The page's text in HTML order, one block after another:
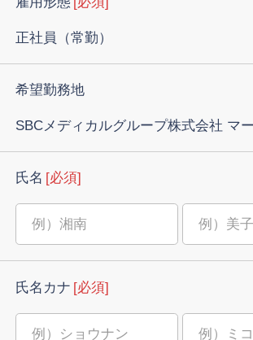
正社員（常勤）
希望勤務地
SBCメディカルグループ株式会社 マ
氏名 [必須]
氏名カナ [必須]